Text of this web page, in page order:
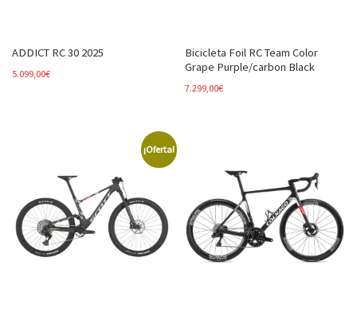
ADDICT RC 30 2025
5.099,00€
Bicicleta Foil RC Team Color
Grape Purple/carbon Black
7.299,00€
¡Oferta!